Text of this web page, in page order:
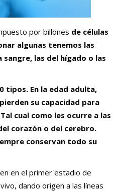
por billones de células
algunas tenemos las
sangre, las del hígado o las
tipos. En la edad adulta,
su capacidad para
cual como les ocurre a las
corazón o del cerebro.
conservan todo su
en el primer estadio de
dando origen a las líneas